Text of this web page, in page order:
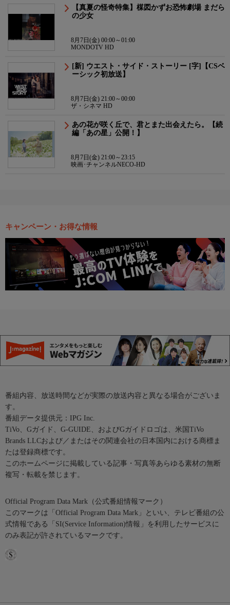
【真夏の怪奇特集】楳図かずお恐怖劇場 まだら
の少女
8月7日(金) 00:00～01:00
MONDOTV HD
[新] ウエスト・サイド・ストーリー [字]【CSベ
ーシック初放送】
8月7日(金) 21:00～00:00
ザ・シネマ HD
あの花が咲く丘で、君とまた出会えたら。【続
編「あの星」公開！】
8月7日(金) 21:00～23:15
映画･チャンネルNECO-HD
キャンペーン・お得な情報
番組内容、放送時間などが実際の放送内容と異なる場合がございま
す。
番組データ提供元：IPG Inc.
TiVo、Gガイド、G-GUIDE、およびGガイドロゴは、米国TiVo
Brands LLCおよび／またはその関連会社の日本国内における商標ま
たは登録商標です。
このホームページに掲載している記事・写真等あらゆる素材の無断
複写・転載を禁じます。
Official Program Data Mark（公式番組情報マーク）
このマークは「Official Program Data Mark」といい、テレビ番組の公
式情報である「SI(Service Information)情報」を利用したサービスに
のみ表記が許されているマークです。